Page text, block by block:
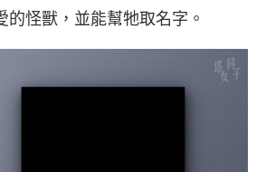
的怪獸，並能幫牠取名字。